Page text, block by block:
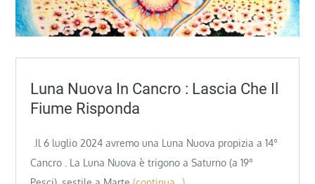
Luna Nuova In Cancro : Lascia Che Il
Fiume Risponda
.Il 6 luglio 2024 avremo una Luna Nuova propizia a 14°
Cancro . La Luna Nuova è trigono a Saturno (a 19°